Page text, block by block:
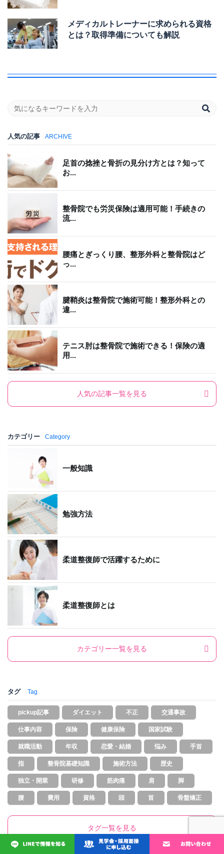
メディカルトレーナーに求められる資格
とは？取得準備についても解説
人気の記事 ARCHIVE
足首の捻挫と骨折の見分け方とは？知って
お...
整骨院でも労災保険は適用可能！手続きの
流...
腰痛とぎっくり腰、整形外科と整骨院はど
っ...
腱鞘炎は整骨院で施術可能！整形外科との
違...
テニス肘は整骨院で施術できる！保険の適
用...
人気の記事一覧を見る
カテゴリー Category
一般知識
勉強方法
柔道整復師で活躍するために
柔道整復師とは
カテゴリー一覧を見る
タグ Tag
pickup記事 ダイエット 不正 交通事故
仕事内容 保険 健康保険 国家試験
就職活動 年収 恋愛・結婚 悩み 手首
指 整骨院基礎知識 施術方法 歴史
独立・開業 研修 筋肉痛 肩 脚
腰 費用 資格 頭 首 骨盤矯正
タグ一覧を見る